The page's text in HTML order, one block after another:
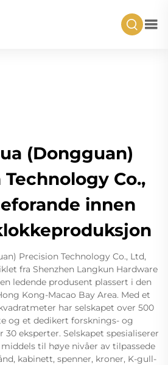
(Dongguan)
Co.,
innen
Precision Technology Co., Ltd,
fra Shenzhen Langkun Hardware
ledende produsent plassert i den
Kong-Macao Bay Area. Med et
har selskapet over 500
og et dedikert forsknings- og
eksperter. Selskapet spesialiserer
til høye nivåer av tilpassede
kabinett, spenner, kroner, K-gull-